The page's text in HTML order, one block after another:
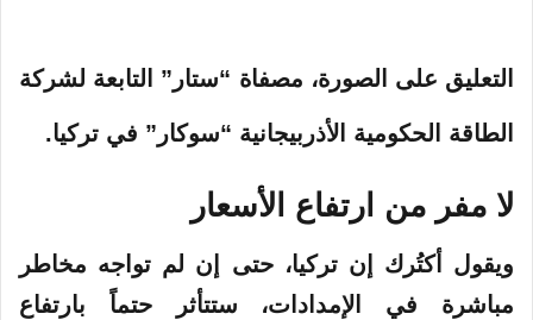
التعليق على الصورة، مصفاة “ستار” التابعة لشركة
الطاقة الحكومية الأذربيجانية “سوكار” في تركيا.
لا مفر من ارتفاع الأسعار
ويقول أكتُرك إن تركيا، حتى إن لم تواجه مخاطر
مباشرة في الإمدادات، ستتأثر حتماً بارتفاع